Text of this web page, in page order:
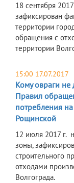
18 сентября
зафиксирован
территории
обращения с
территории
15:00 17.07.2017
Кому овраги
Правил
потребления
Рощинской
12 июля 2017 г.
зоны,
строительного
отходами
Волгограда.